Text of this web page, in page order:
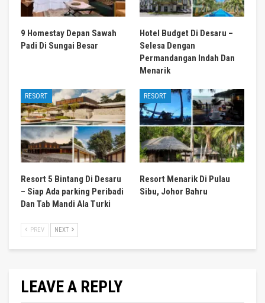
9 Homestay Depan Sawah
Padi Di Sungai Besar
Hotel Budget Di Desaru –
Selesa Dengan
Permandangan Indah Dan
Menarik
RESORT
Resort 5 Bintang Di Desaru
– Siap Ada parking Peribadi
Dan Tab Mandi Ala Turki
RESORT
Resort Menarik Di Pulau
Sibu, Johor Bahru
PREV NEXT
LEAVE A REPLY